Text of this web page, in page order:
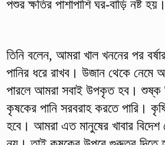
পশুর ক্ষতির পাশাপাশি ঘর-বাড়ি নষ্ট হয়।
তিনি বলেন, আমরা খাল খননের পর
পানির ধরে রাখব। উজান থেকে নেমে
পারলে আমরা সবাই উপকৃত হব। শুষ্ক
কৃষকের পানি সরবরাহ করতে পারি।
হবে। আমরা এত মানুষের খাবার